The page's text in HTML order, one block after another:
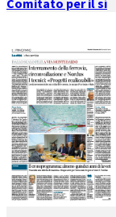
Comitato per il sì